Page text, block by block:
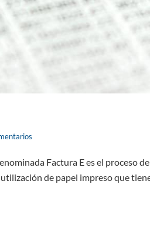
Factura E es el proceso
de papel impreso que